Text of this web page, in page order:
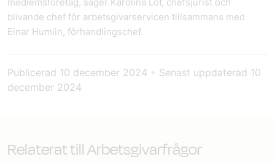
blivande chef för arbetsgivarservicen tillsammans med
Einar Humlin, förhandlingschef.
Publicerad 10 december 2024 • Senast uppdaterad 10
december 2024
Relaterat till Arbetsgivarfrågor